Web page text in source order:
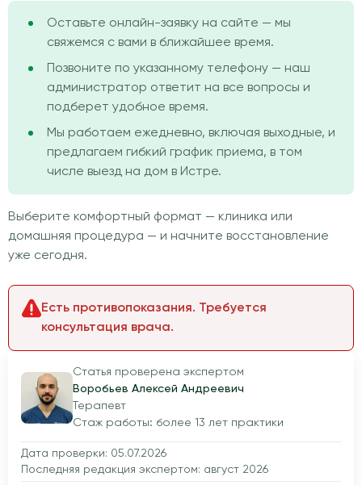
Оставьте онлайн-заявку на сайте — мы
свяжемся с вами в ближайшее время.
Позвоните по указанному телефону — наш
администратор ответит на все вопросы и
подберет удобное время.
Мы работаем ежедневно, включая выходные, и
предлагаем гибкий график приема, в том
числе выезд на дом в Истре.
Выберите комфортный формат — клиника или
домашняя процедура — и начните восстановление
уже сегодня.
Статья проверена экспертом
Воробьев Алексей Андреевич
Терапевт
Стаж работы: более 13 лет практики
Дата проверки: 05.07.2026
Последняя редакция экспертом: август 2026
Есть противопоказания. Требуется
консультация врача.